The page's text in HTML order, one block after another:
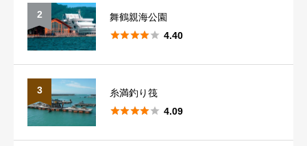
大分
宮崎
鹿児島
2
舞鶴親海公園
 4.40
3
糸満釣り筏
 4.09